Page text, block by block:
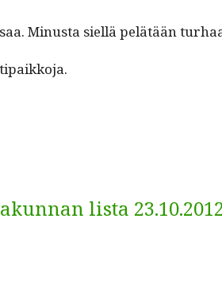
Minus­ta siel­lä pelätään
lista